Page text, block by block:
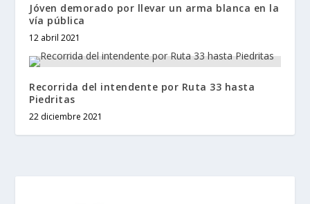
Jóven demorado por llevar un arma blanca en la
vía pública
12 abril 2021
Recorrida del intendente por Ruta 33 hasta
Piedritas
22 diciembre 2021